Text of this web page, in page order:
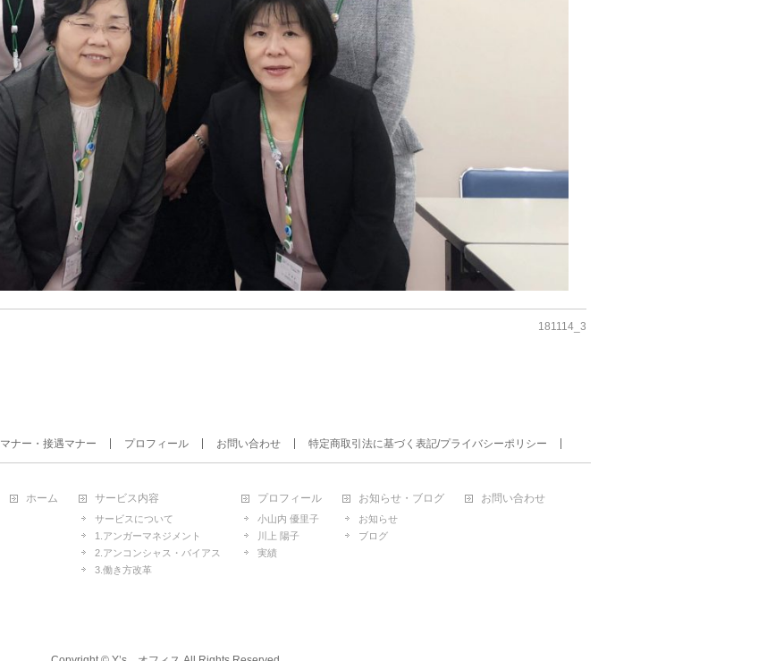
181114_3
ナー・接遇マナー プロフィール お問い合わせ 特定商取引法に基づく表記/プライバシーポリシー
ホーム サービス内容
サービスについて
1.アンガーマネジメント
2.アンコンシャス・バイアス
3.働き方改革
プロフィール
小山内 優里子
川上 陽子
実績
お知らせ・ブログ
お知らせ
ブログ
お問い合わせ